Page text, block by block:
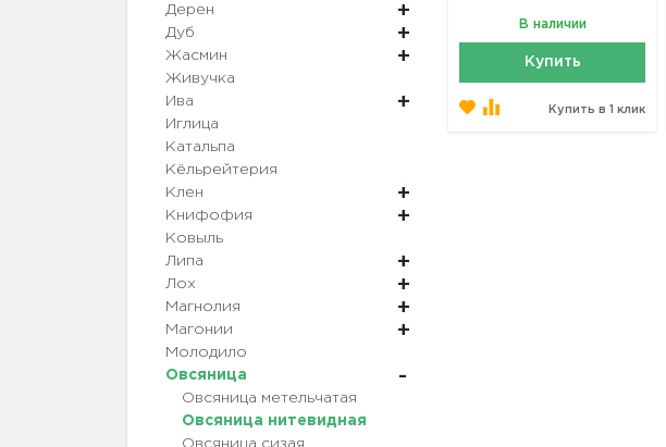
Дерен
Дуб
Жасмин
Живучка
Ива
Иглица
Катальпа
Кёльрейтерия
Клен
Книфофия
Ковыль
Липа
Лох
Магнолия
Магонии
Молодило
Овсяница
Овсяница метельчатая
Овсяница нитевидная
Овсяница сизая
В наличии
Купить
Купить в 1 клик